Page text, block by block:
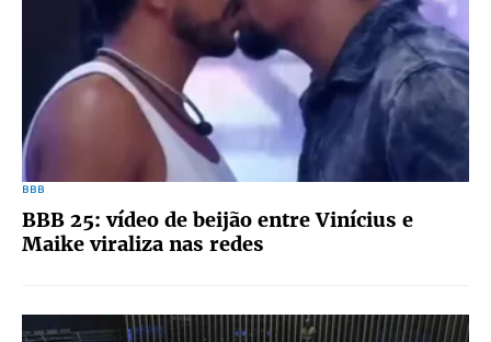
BBB
BBB 25: vídeo de beijão entre Vinícius e
Maike viraliza nas redes